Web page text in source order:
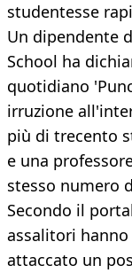
studentesse
Un dipendente
School ha
quotidiano
irruzione
più di trecento
e una
stesso numero
Secondo il
assalitori
attaccato un